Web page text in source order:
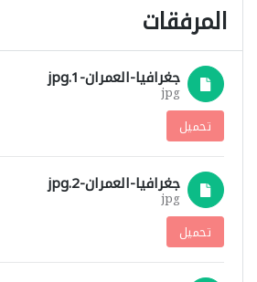
المرفقات
جغرافيا-العمران-1.jpg
jpg
تحميل
جغرافيا-العمران-2.jpg
jpg
تحميل